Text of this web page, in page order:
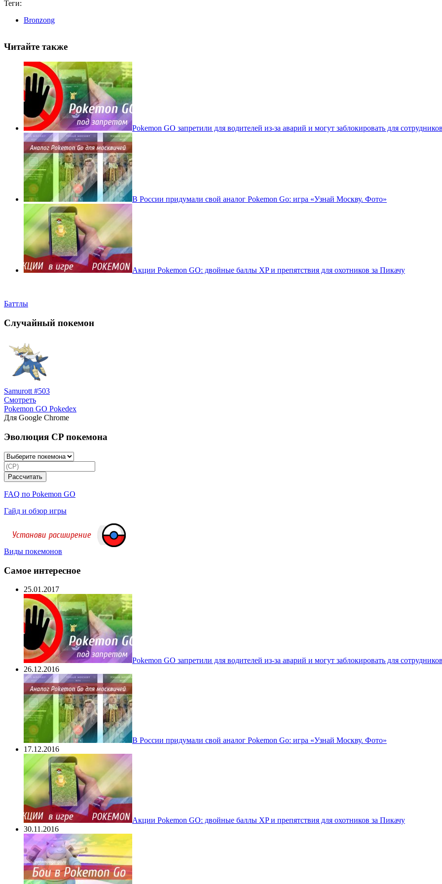
Теги:
Bronzong
Читайте также
Pokеmon GO запретили для водителей из-за аварий и могут заблокировать для
В России придумали свой аналог Pokemon Go: игра «Узнай Москву. Фото»
Акции Pokemon GO: двойные баллы XP и препятствия для охотников за Пикачу
Баттлы
Случайный покемон
Samurott #503
Смотреть
Pokemon GO Pokedex
Для Google Chrome
Эволюция CP покемона
FAQ по Pokemon GO
Гайд и обзор игры
Виды покемонов
Самое интересное
25.01.2017
Pokеmon GO запретили для водителей из-за аварий и могут заблокировать для
26.12.2016
В России придумали свой аналог Pokemon Go: игра «Узнай Москву. Фото»
17.12.2016
Акции Pokemon GO: двойные баллы XP и препятствия для охотников за Пикачу
30.11.2016